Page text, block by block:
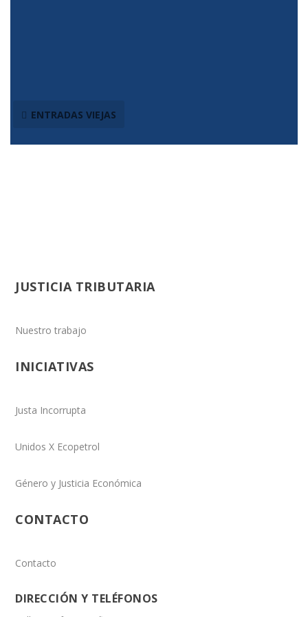
ENTRADAS VIEJAS
JUSTICIA TRIBUTARIA
Nuestro trabajo
INICIATIVAS
Justa Incorrupta
Unidos X Ecopetrol
Género y Justicia Económica
CONTACTO
Contacto
DIRECCIÓN Y TELÉFONOS